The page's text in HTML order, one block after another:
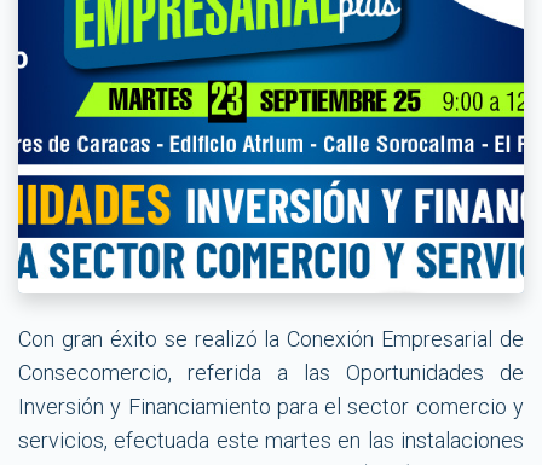
Con gran éxito se realizó la Conexión Empresarial de
Consecomercio, referida a las Oportunidades de
Inversión y Financiamiento para el sector comercio y
servicios, efectuada este martes en las instalaciones